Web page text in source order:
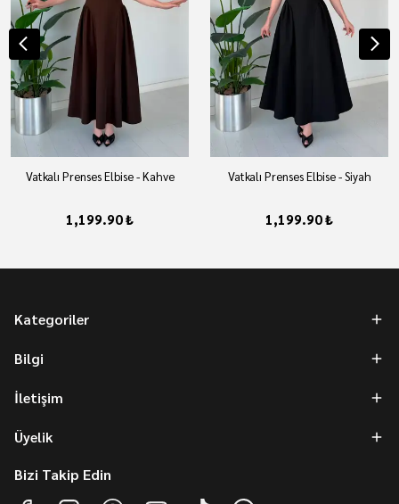
Vatkalı Prenses Elbise - Kahve
1,199.90 ₺
Vatkalı Prenses Elbise - Siyah
1,199.90 ₺
Kategoriler
Bilgi
İletişim
Üyelik
Bizi Takip Edin